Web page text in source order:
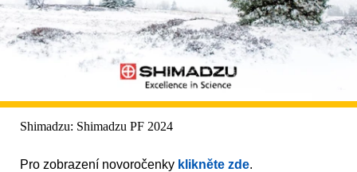
Shimadzu: Shimadzu PF 2024
Pro zobrazení novoročenky klikněte zde.